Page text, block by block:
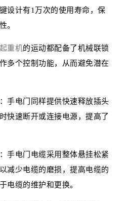
设计有1万次的使用寿命，保
。
起重机的运动都配备了机械联锁
多个控制功能，从而避免潜在
手电门同样提供快速释放插头
快速断开或连接电源，提高了
手电门电缆采用整体悬挂松紧
减少电缆的磨损，提高电缆的
电缆的维护和更换。